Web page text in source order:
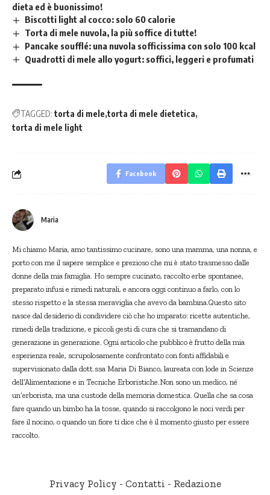
dieta ed è buonissimo!
Biscotti light al cocco: solo 60 calorie
Torta di mele nuvola, la più soffice di tutte!
Pancake soufflé: una nuvola sofficissima con solo 100 kcal
Quadrotti di mele allo yogurt: soffici, leggeri e profumati
TAGGED: torta di mele torta di mele dietetica
torta di mele light
Facebook
Maria
Mi chiamo Maria, amo tantissimo cucinare, sono una mamma, una nonna, e
porto con me il sapere semplice e prezioso che mi è stato trasmesso dalle
donne della mia famiglia. Ho sempre cucinato, raccolto erbe spontanee,
preparato infusi e rimedi naturali, e ancora oggi continuo a farlo, con lo
stesso rispetto e la stessa meraviglia che avevo da bambina.Questo sito
nasce dal desiderio di condividere ciò che ho imparato: ricette autentiche,
rimedi della tradizione, e piccoli gesti di cura che si tramandano di
generazione in generazione. Ogni articolo che pubblico è frutto della mia
esperienza reale, scrupolosamente confrontato con fonti affidabili e
supervisionato dalla dott.ssa Maria Di Bianco, laureata con lode in Scienze
dell’Alimentazione e in Tecniche Erboristiche.Non sono un medico, né
un’erborista, ma una custode della memoria domestica. Quella che sa cosa
fare quando un bimbo ha la tosse, quando si raccolgono le noci verdi per
fare il nocino, o quando un fiore ti dice che è il momento giusto per essere
raccolto.
Privacy Policy - Contatti - Redazione